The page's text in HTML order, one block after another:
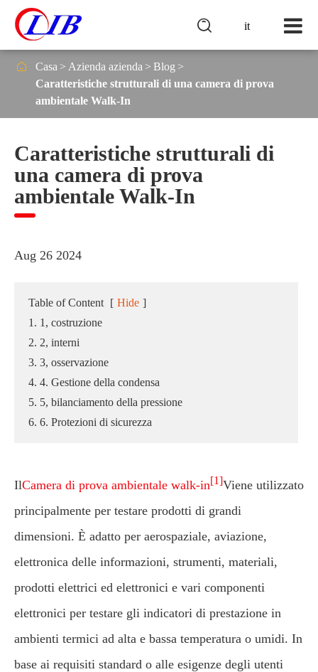
it

 Casa Azienda azienda
Blog
Caratteristiche strutturali di una camera di prova
ambientale Walk-In
Caratteristiche strutturali di
una camera di prova
ambientale Walk-In
Aug 26 2024
Table of Content [ Hide ]
1. 1, costruzione
2. 2, interni
3. 3, osservazione
4. 4. Gestione della condensa
5. 5, bilanciamento della pressione
6. 6. Protezioni di sicurezza
IlCamera di prova ambientale walk-in[1]Viene utilizzato
principalmente per testare prodotti di grandi
dimensioni. È adatto per aerospaziale, aviazione,
elettronica delle informazioni, strumenti, materiali,
prodotti elettrici ed elettronici e vari componenti
elettronici per testare gli indicatori di prestazione in
ambienti termici ad alta e bassa temperatura o umidi. In
base ai requisiti standard o alle esigenze degli utenti